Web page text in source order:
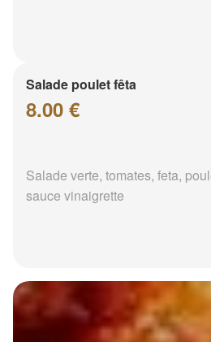
Salade poulet fêta
8.00 €
Salade verte, tomates, feta,
sauce vinaigrette